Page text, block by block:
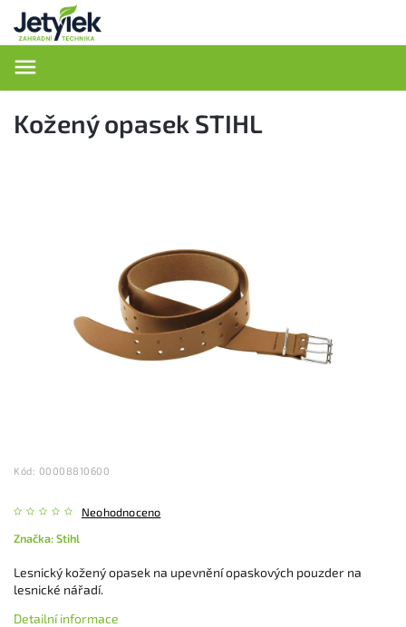
Kožený opasek STIHL
Kód: 00008810600
Neohodnoceno
Značka:Stihl
Lesnický kožený opasek na upevnění opaskových pouzder na
lesnické nářadí.
Detailní informace